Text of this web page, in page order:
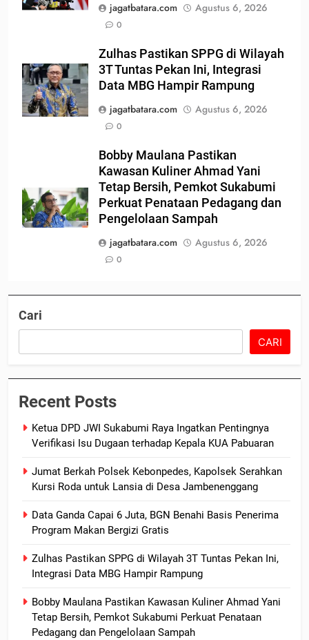
jagatbatara.com
Agustus 6, 2026
0
Zulhas Pastikan SPPG di Wilayah
3T Tuntas Pekan Ini, Integrasi
Data MBG Hampir Rampung
jagatbatara.com
Agustus 6, 2026
0
Bobby Maulana Pastikan
Kawasan Kuliner Ahmad Yani
Tetap Bersih, Pemkot Sukabumi
Perkuat Penataan Pedagang dan
Pengelolaan Sampah
jagatbatara.com
Agustus 6, 2026
0
Cari
CARI
Recent Posts
Ketua DPD JWI Sukabumi Raya Ingatkan Pentingnya
Verifikasi Isu Dugaan terhadap Kepala KUA Pabuaran
Jumat Berkah Polsek Kebonpedes, Kapolsek Serahkan
Kursi Roda untuk Lansia di Desa Jambenenggang
Data Ganda Capai 6 Juta, BGN Benahi Basis Penerima
Program Makan Bergizi Gratis
Zulhas Pastikan SPPG di Wilayah 3T Tuntas Pekan Ini,
Integrasi Data MBG Hampir Rampung
Bobby Maulana Pastikan Kawasan Kuliner Ahmad Yani
Tetap Bersih, Pemkot Sukabumi Perkuat Penataan
Pedagang dan Pengelolaan Sampah